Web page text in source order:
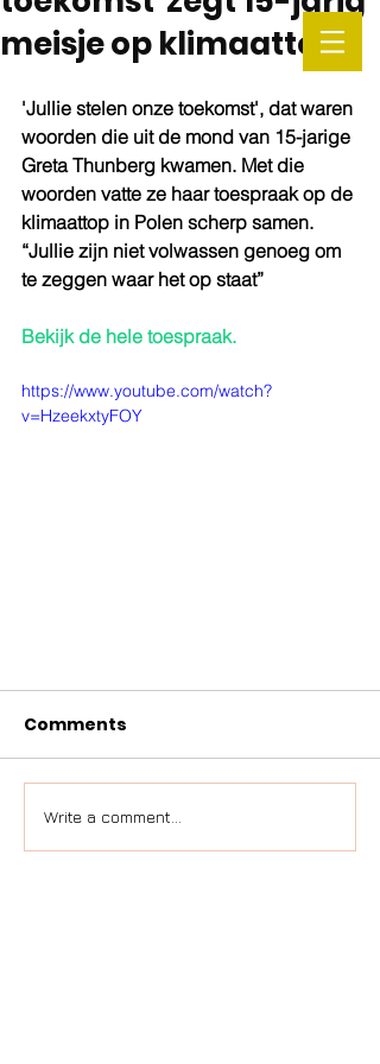
meisje op klimaattop
'Jullie stelen onze toekomst', dat waren
woorden die uit de mond van 15-jarige
Greta Thunberg kwamen. Met die
woorden vatte ze haar toespraak op de
klimaattop in Polen scherp samen.
“Jullie zijn niet volwassen genoeg om
te zeggen waar het op staat”
Bekijk de hele toespraak.
https://www.youtube.com/watch?
v=HzeekxtyFOY
Comments
Write a comment...